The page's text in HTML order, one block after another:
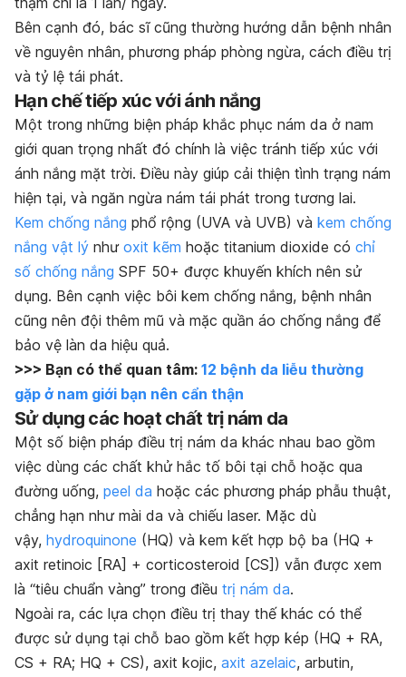
Bên cạnh đó, bác sĩ cũng thường hướng dẫn bệnh nhân
về nguyên nhân, phương pháp phòng ngừa, cách điều trị
và tỷ lệ tái phát.
Hạn chế tiếp xúc với ánh nắng
Một trong những biện pháp khắc phục nám da ở nam
giới quan trọng nhất đó chính là việc tránh tiếp xúc với
ánh nắng mặt trời. Điều này giúp cải thiện tình trạng nám
hiện tại, và ngăn ngừa nám tái phát trong tương lai.
Kem chống nắng phổ rộng (UVA và UVB) và kem chống
nắng vật lý như oxit kẽm hoặc titanium dioxide có chỉ
số chống nắng SPF 50+ được khuyến khích nên sử
dụng. Bên cạnh việc bôi kem chống nắng, bệnh nhân
cũng nên đội thêm mũ và mặc quần áo chống nắng để
bảo vệ làn da hiệu quả.
>>> Bạn có thể quan tâm: 12 bệnh da liễu thường
gặp ở nam giới bạn nên cẩn thận
Sử dụng các hoạt chất trị nám da
Một số biện pháp điều trị nám da khác nhau bao gồm
việc dùng các chất khử hắc tố bôi tại chỗ hoặc qua
đường uống, peel da hoặc các phương pháp phẫu thuật,
chẳng hạn như mài da và chiếu laser. Mặc dù
vậy, hydroquinone (HQ) và kem kết hợp bộ ba (HQ +
axit retinoic [RA] + corticosteroid [CS]) vẫn được xem
là “tiêu chuẩn vàng” trong điều trị nám da.
Ngoài ra, các lựa chọn điều trị thay thế khác có thể
được sử dụng tại chỗ bao gồm kết hợp kép (HQ + RA,
CS + RA; HQ + CS), axit kojic, axit azelaic, arbutin,